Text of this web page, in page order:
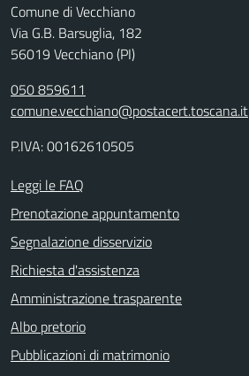
Comune di Vecchiano
Via G.B. Barsuglia, 182
56019 Vecchiano (PI)
050 859611
comune.vecchiano@postacert.toscana.it
P.IVA: 00162610505
Leggi le FAQ
Prenotazione appuntamento
Segnalazione disservizio
Richiesta d'assistenza
Amministrazione trasparente
Albo pretorio
Pubblicazioni di matrimonio